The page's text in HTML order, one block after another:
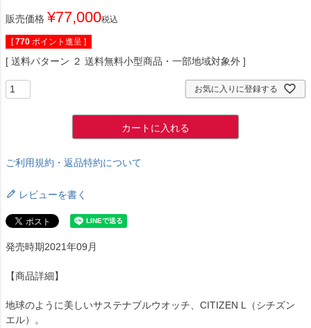
販売価格 ¥77,000税込
[ 770 ポイント進呈 ]
送料パターン ２ 送料無料小型商品・一部地域対象外
お気に入りに登録する
カートに入れる
ご利用規約・返品特約について
レビューを書く
発売時期2021年09月
【商品詳細】
地球のように美しいサステナブルウオッチ、CITIZEN L（シチズン
エル）。